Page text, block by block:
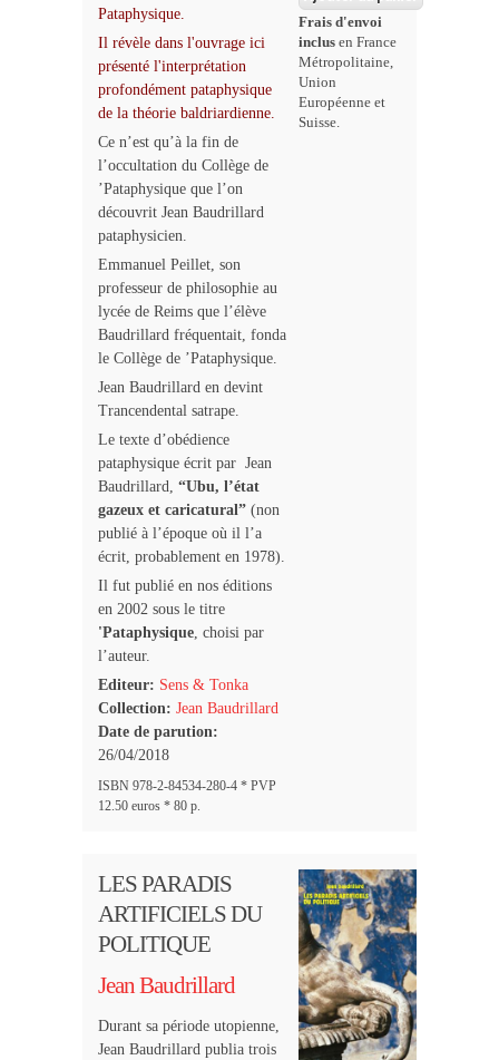
Pataphysique.
Il révèle dans l'ouvrage ici
présenté l'interprétation
profondément pataphysique
de la théorie baldriardienne.
Ce n’est qu’à la fin de
l’occultation du Collège de
’Pataphysique que l’on
découvrit Jean Baudrillard
pataphysicien.
Emmanuel Peillet, son
professeur de philosophie au
lycée de Reims que l’élève
Baudrillard fréquentait, fonda
le Collège de ’Pataphysique.
Jean Baudrillard en devint
Trancendental satrape.
Le texte d’obédience
pataphysique écrit par Jean
Baudrillard, “Ubu, l’état
gazeux et caricatural” (non
publié à l’époque où il l’a
écrit, probablement en 1978).
Il fut publié en nos éditions
en 2002 sous le titre
'Pataphysique , choisi par
l’auteur.
Editeur: Sens & Tonka
Collection: Jean Baudrillard
Date de parution:
26/04/2018
ISBN 978-2-84534-280-4 * PVP
12.50 euros * 80 p.
Frais d'envoi
inclus en France
Métropolitaine,
Union
Européenne et
Suisse.
LES PARADIS
ARTIFICIELS DU
POLITIQUE
Jean Baudrillard
Durant sa période utopienne,
Jean Baudrillard publia trois